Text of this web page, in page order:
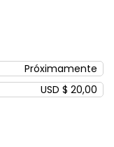
Próximamente
USD $ 20,00